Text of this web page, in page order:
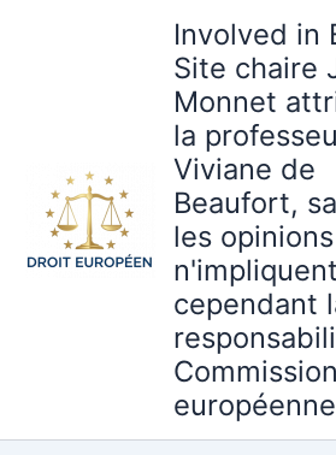
Involved in
Site chaire
Monnet
la
Viviane de
Beaufort,
les
n'impliquent
cependant
Commission
européenne